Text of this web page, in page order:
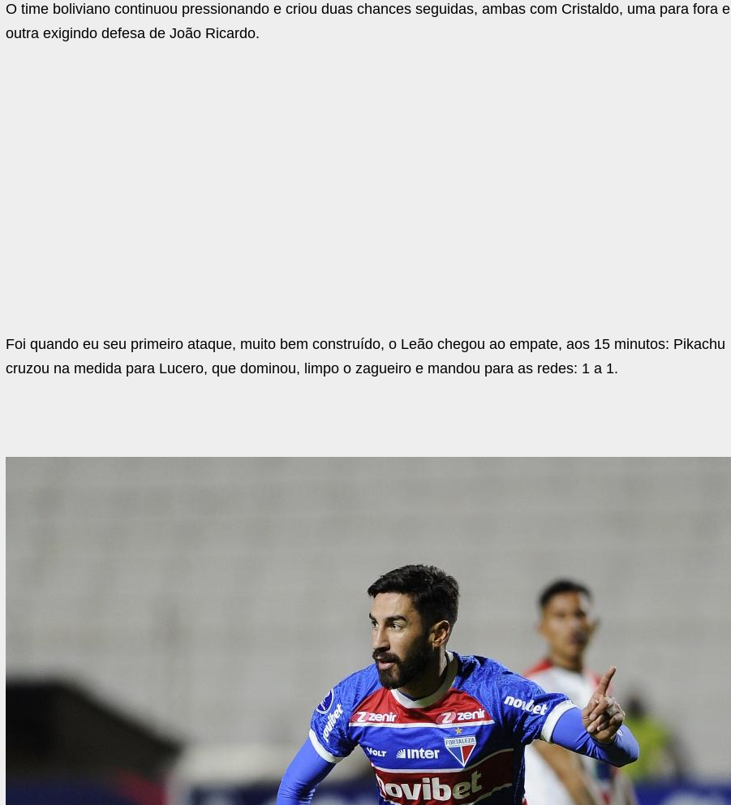
O time boliviano continuou pressionando e criou duas chances seguidas, ambas com Cristaldo, uma para fora e
outra exigindo defesa de João Ricardo.
Foi quando eu seu primeiro ataque, muito bem construído, o Leão chegou ao empate, aos 15 minutos: Pikachu
cruzou na medida para Lucero, que dominou, limpo o zagueiro e mandou para as redes: 1 a 1.